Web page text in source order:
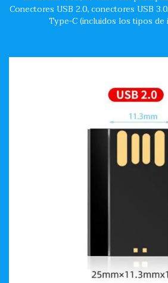
Conectores USB 2.0, conectores USB
Type-C (incluidos los tipos de